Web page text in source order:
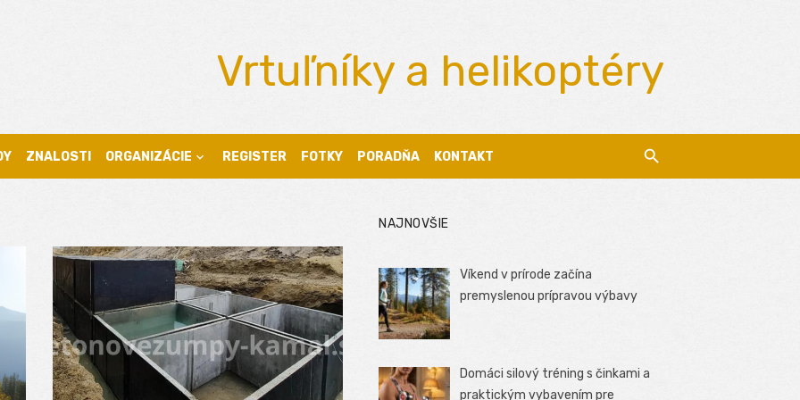
Vrtuľníky a helikoptéry
ZNALOSTI ORGANIZÁCIE REGISTER FOTKY PORADŇA KONTAKT
NAJNOVŠIE
Víkend v prírode začína
premyslenou prípravou výbavy
Domáci silový tréning s činkami a
praktickým vybavením pre